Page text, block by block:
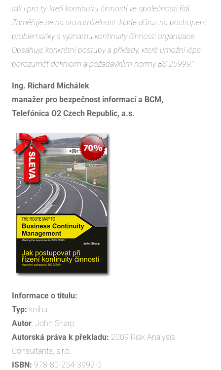
tak i pro ty, kteří kontinuitu činností ve společnosti řídí.
Zaměřuje se na srozumitelnost, klade důraz na pochopení
problematiky a významu kontinuity činností organizace.
Obsahuje konkrétní postupy a příklady, které umožní lépe
porozumět definicím a požadavkům normy BS 25999.“
Ing. Richard Michálek
manažer pro bezpečnost informací a BCM,
Telefónica O2 Czech Republic, a.s.
Informace o titulu:
Typ: kniha
Autor: John Sharp
Autorská práva k překladu: 2009 Risk Analysis
Consultants, s.r.o.
ISBN: 978-80-254-3992-0